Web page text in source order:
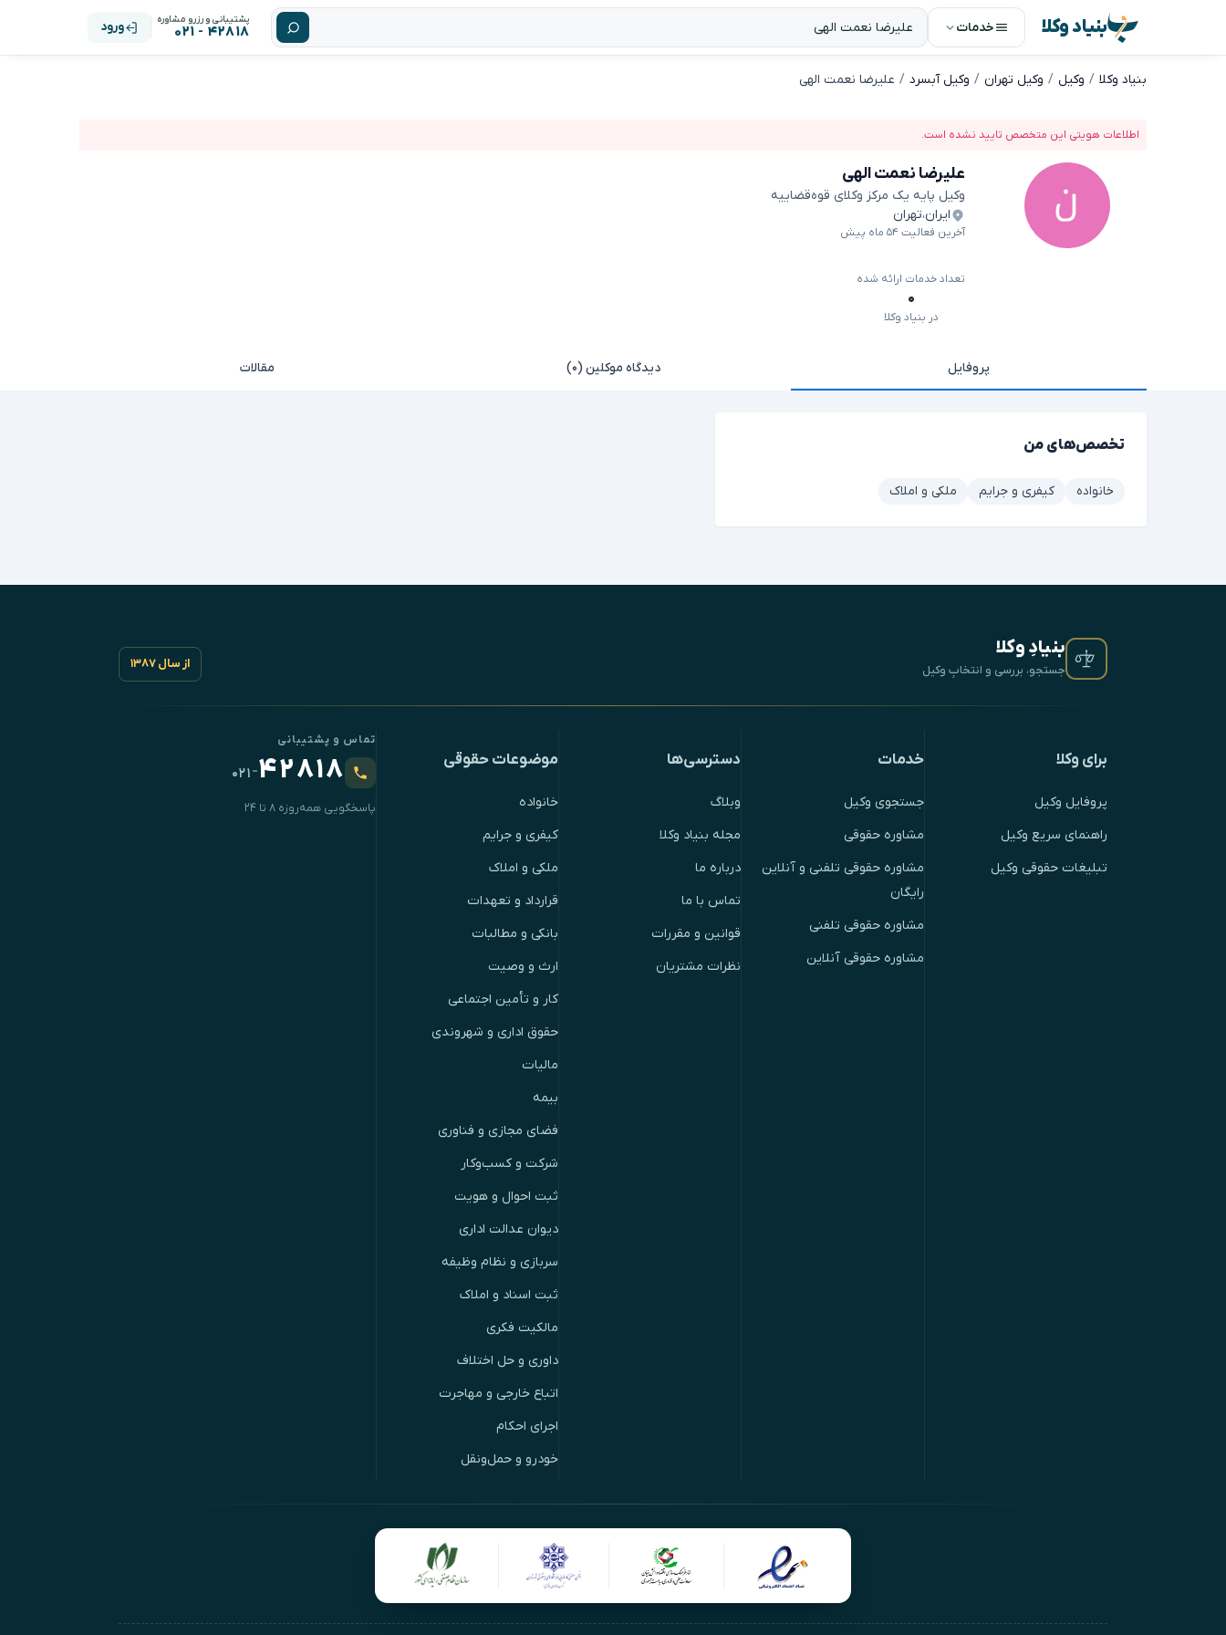
بنیاد وکلا خدمات پشتیبانی و رزرو مشاوره
۴۲۸۱۸ - ۰۲۱ ورود
بنیاد وکلا وکیل وکیل تهران وکیل آبسرد علیرضا نعمت الهی
اطلاعات هویتی این متخصص تایید نشده است.
علیرضا نعمت الهی
وکیل پایه یک مرکز وکلای قوه‌قضاییه
ایران،تهران
آخرین فعالیت ۵۴ ماه پیش
تعداد خدمات ارائه شده
۰
در بنیاد وکلا
پروفایل دیدگاه موکلین (۰) مقالات
تخصص‌های من
خانواده کیفری و جرایم ملکی و املاک
بنیادِ وکلا
جستجو، بررسی و انتخابِ وکیل از سال ۱۳۸۷
برای وکلا
پروفایل وکیل
راهنمای سریع وکیل
تبلیغات حقوقی وکیل
خدمات
جستجوی وکیل
مشاوره حقوقی
مشاوره حقوقی تلفنی و آنلاین
رایگان
مشاوره حقوقی تلفنی
مشاوره حقوقی آنلاین
دسترسی‌ها
وبلاگ
مجله بنیاد وکلا
درباره ما
تماس با ما
قوانین و مقررات
نظرات مشتریان
موضوعات حقوقی
خانواده
کیفری و جرایم
ملکی و املاک
قرارداد و تعهدات
بانکی و مطالبات
ارث و وصیت
کار و تأمین اجتماعی
حقوق اداری و شهروندی
مالیات
بیمه
فضای مجازی و فناوری
شرکت و کسب‌وکار
ثبت احوال و هویت
دیوان عدالت اداری
سربازی و نظام وظیفه
ثبت اسناد و املاک
مالکیت فکری
داوری و حل اختلاف
اتباع خارجی و مهاجرت
اجرای احکام
خودرو و حمل‌ونقل
تماس و پشتیبانی
۴۲۸۱۸-۰۲۱
پاسخگویی همه‌روزه ۸ تا ۲۴